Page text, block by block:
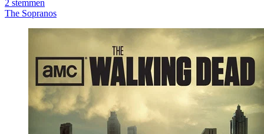
2 stemmen
The Sopranos